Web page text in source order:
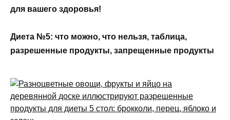
для вашего здоровья!
Диета №5: что можно, что нельзя, таблица,
разрешенные продукты, запрещенные продукты